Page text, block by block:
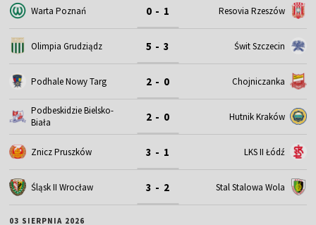
Warta Poznań 0 - 1 Resovia Rzeszów
Olimpia Grudziądz 5 - 3 Świt Szczecin
Podhale Nowy Targ 2 - 0 Chojniczanka
Podbeskidzie Bielsko-
Biała
2 - 0 Hutnik Kraków
Znicz Pruszków 3 - 1 LKS II Łódź
Śląsk II Wrocław 3 - 2 Stal Stalowa Wola
03 SIERPNIA 2026